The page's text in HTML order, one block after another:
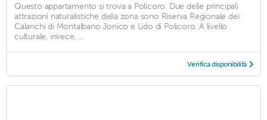
Questo appartamento si trova a Policoro. Due delle principali
attrazioni naturalistiche della zona sono Riserva Regionale dei
Calanchi di Montalbano Jonico e Lido di Policoro. A livello
culturale, invece, ...
Verifica disponibilità